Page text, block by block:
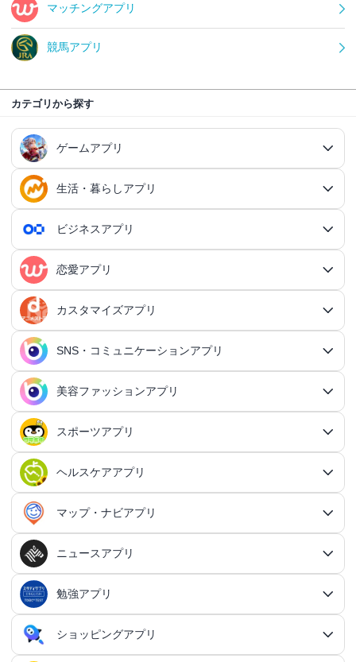
マッチングアプリ
競馬アプリ
カテゴリから探す
ゲームアプリ
ゲームアプリ総合
RPGアプリ
RPGアプリ総合
王道RPGアプリ
アクションRPGアプリ
シミュレーションRPGアプリ
ダンジョンRPGアプリ
MMORPGアプリ
放置系RPGアプリ
美少女RPGアプリ
カードRPGアプリ
クイズRPGアプリ
カジュアルRPGアプリ
アクションゲームアプリ
3Dアクションアプリ
アクションRPGアプリ
シューティングゲームアプリ
MOBAアプリ
ステルスゲームアプリ
シミュレーションアプリ
シミュレーションアプリ総合
育成シミュレーションアプリ
戦略シミュレーションアプリ
箱庭シミュレーションアプリ
恋愛シミュレーションアプリ
歴史シミュレーションアプリ
メタバース体験シミュレーションゲームアプリ
対戦・協力ゲームアプリ
対戦・協力ゲームアプリ総合
オンライン対戦アプリ
協力・マルチプレイアプリ
シューティングゲームアプリ
シューティングゲームアプリ総合
FPSアプリ
TPSアプリ
オンラインシューティングアプリ
縦スクシューティングアプリ
横スクシューティングアプリ
スナイパーゲームアプリ
アドベンチャーゲームアプリ
アドベンチャーゲームアプリ総合
ミステリーアドベンチャーアプリ
ホラーアドベンチャーアプリ
サウンドノベルアプリ
サバイバルアドベンチャーアプリ
パズル・脳トレアプリ
パズル・脳トレアプリ総合
パズルゲームアプリ
脱出ゲームアプリ
クイズゲームアプリ
脳トレゲームアプリ
間違い探し・探し物ゲームアプリ
音楽ゲームアプリ
音楽ゲームアプリ総合
手持ち曲で遊ぶ音ゲーアプリ
ボカロ曲収録音ゲーアプリ
リズムタップゲームアプリ
オープンワールドアプリ
オープンワールドアプリ総合
3Dサンドボックスアプリ
カジュアルゲームアプリ
クレーンゲームアプリ
放置系ゲームアプリ
育成ゲームアプリ
育成ゲームアプリ総合
恋愛ゲームアプリ総合
キャラゲーアプリ
生活・暮らしアプリ
生活・暮らしアプリ総合
ファイナンスアプリ
家計簿アプリ
ふるさと納税アプリ
貯金アプリ
スマホ決済アプリ
クレジットカードアプリ
投資アプリ
確定申告アプリ
ギャンブルの管理アプリ
日記アプリ
交換日記アプリ
写真カレンダーアプリ
鍵付き日記アプリ
シンプルな日記アプリ
終活アプリ
行動記録アプリ
行動記録アプリ総合
習慣化アプリ
ポイ活アプリ
ポイ活アプリ総合
レシートポイ活アプリ
歩いてお金を稼ぐアプリ
登録でお金がもらえるアプリ
動画を見るだけで稼ぐアプリ
ポイ活ニュースアプリ
スケジューラ・時計アプリ
カレンダーアプリ
リマインダーアプリ
時計アプリ
タイマーアプリ
ライフログアプリ
持ち物管理アプリ
生理周期アプリ
体重管理アプリ
血圧記録アプリ
体温記録アプリ
家事アプリ
家事アプリ総合
料理アプリ
掃除アプリ
洗濯アプリ
家事分担アプリ
育児アプリ
育児アプリ総合
育児記録アプリ
知育アプリ
防犯アプリ
防犯アプリ総合
防犯ブザーアプリ
防災アプリ
緊急地震速報アプリ
メモアプリ
メモアプリ総合
ビジネスアプリ
ビジネスアプリ総合
タスク管理アプリ
タスク管理アプリ総合
個人タスク管理アプリ
タスク共有アプリ
プロジェクト管理アプリ
QRコードアプリ
QRコード作成アプリ
janコード検索アプリ
OCRアプリ
OCRアプリ総合
翻訳カメラアプリ
議事録アプリ
議事録アプリ総合
文字起こしアプリ
高音質ボイスレコーダーアプリ
顧客管理アプリ
顧客管理アプリ総合
ファイル管理アプリ
ファイル管理アプリ総合
クラウド保存・共有アプリ
PDFアプリ
ファイルマネージャーアプリ
名刺管理アプリ
名刺管理アプリ総合
会計アプリ
会計アプリ総合
請求書アプリ
小売・卸売支援ツールアプリ
在庫管理アプリ
レジアプリ
思考整理アプリ
恋愛アプリ
恋愛アプリ総合
マッチングアプリ
マッチングアプリ総合
20代向けマッチングアプリ
30代向けマッチングアプリ
40代向けマッチングアプリ
60代・シニア向けマッチングアプリ
出会いアプリ
カップルアプリ
カップルアプリ総合
カップルSNSアプリ
記念日アプリ
デートアプリ
デートスポットアプリ
恋愛診断アプリ
恋愛相談アプリ
女性の悩み解決アプリ
カスタマイズアプリ
カスタマイズアプリ総合
IFTTTアプリ
オートクリッカーアプリ
ネットワークアプリ
スピードテストアプリ
VPNアプリ
テザリングアプリ
スマホ最適化アプリ
スマホ最適化アプリ総合
メモリの確認／解放アプリ
セキュリティアプリ
パスワード管理アプリ
セキュリティ対策アプリ
VPNアプリ
キーボードアプリ
キーボードアプリ総合
文字起こしアプリ
顔文字・絵文字アプリ
日本語入力アプリ
画面の設定アプリ
ホーム画面アプリ
ウィジェットカスタマイズアプリ
音の設定アプリ
録音アプリ
SNS・コミュニケーションアプリ
SNS・コミュニケーションアプリ総合
SNSアプリ
SNSアプリ総合
X（Twitter）アプリ
LINEアプリ
マストドンアプリ
写真投稿SNSアプリ
動画投稿SNSアプリ
メールアプリ
フリーメールアプリ
チャットアプリ
チャットアプリ総合
SMSアプリ
お絵描きチャットアプリ
ボイス・ビデオチャットアプリ
電話アプリ
電話アプリ総合
ビデオ通話アプリ
電話帳アプリ
掲示板アプリ
掲示板アプリ総合
ゲーム募集アプリ
アイコン画像アプリ
アイコン画像アプリ総合
年賀状・カードアプリ
美容ファッションアプリ
美容ファッションアプリ総合
ヘア・メイク・ネイルアプリ
メイク・スキンケアアプリ
ネイルアプリ
ファッションアプリ
コーデの参考アプリ
服デザインアプリ
ボディケア・エステアプリ
女性向けダイエットアプリ
整形アプリ
スポーツアプリ
スポーツアプリ総合
陸上競技アプリ
陸上競技アプリ総合
ウォーキングアプリ
ランニングアプリ
自転車アプリ
テニスアプリ
ライトアプリ
ライトアプリ総合
野球アプリ
野球アプリ総合
ボウリングアプリ
ヘルスケアアプリ
ヘルスケアアプリ総合
健康管理アプリ
健康管理アプリ総合
体重管理アプリ
妊娠・出産アプリ
認知症・物忘れ防止アプリ総合
マップ・ナビアプリ
マップ・ナビアプリ総合
ドライブアプリ
バイクナビアプリ
鉄道アプリ
ニュースアプリ
ニュースアプリ総合
スポーツニュースアプリ
勉強アプリ
勉強アプリ総合
ショッピングアプリ